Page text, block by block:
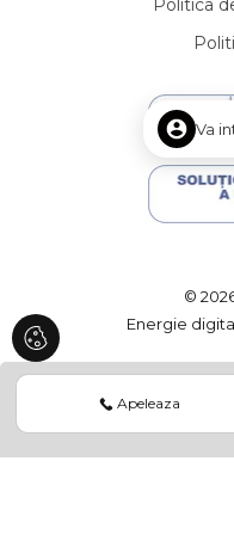
Apartamente de inchiriat in
Apartamente de inchiriat in
Apartamente de inchiriat in
Apartamente de inchiriat in
Apartamente de inchiriat in
Apartamente de inchiriat in
Case de inchiriat
Case de inchiriat in Cluj-
Case de inchiriat in Cluj-
Case de inchiriat in Cluj-Napoca
Case de inchiriat in Floresti
Case de inchiriat in Feleacu
Apeleaza
Politica
©
Energie
Va